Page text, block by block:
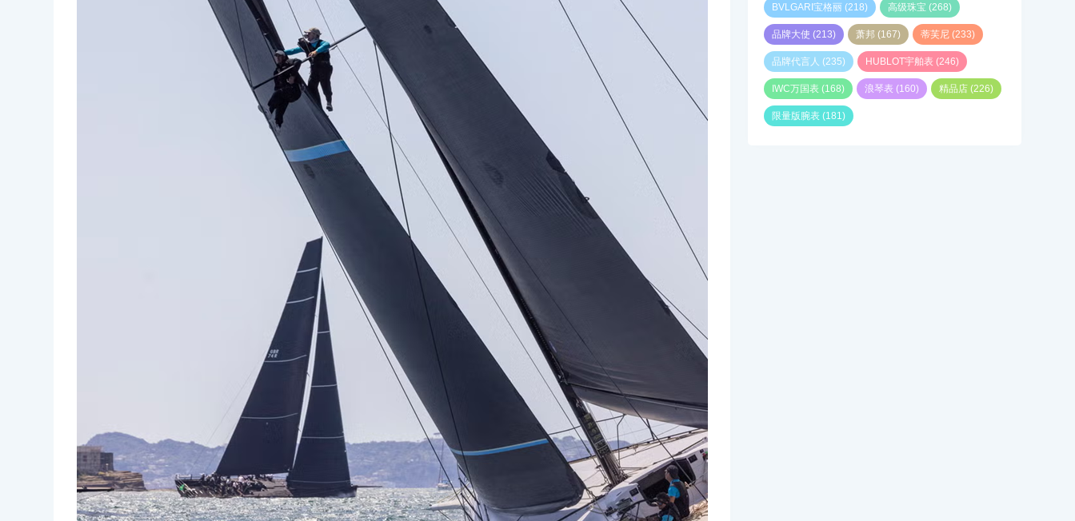
BVLGARI宝格丽 (218) 高级珠宝 (268)
品牌大使 (213) 萧邦 (167) 蒂芙尼 (233)
品牌代言人 (235) HUBLOT宇舶表 (246)
IWC万国表 (168) 浪琴表 (160) 精品店 (226)
限量版腕表 (181)